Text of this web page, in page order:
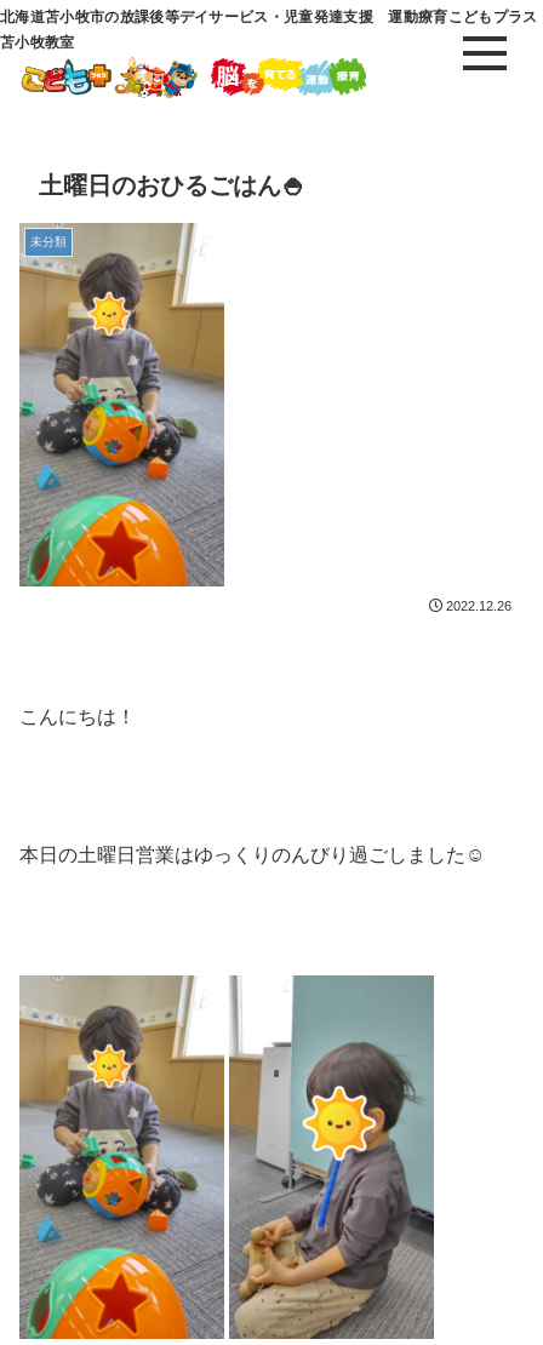
北海道苫小牧市の放課後等デイサービス・児童発達支援 運動療育こどもプラス
苫小牧教室
土曜日のおひるごはん🍚
未分類
2022.12.26
こんにちは！
本日の土曜日営業はゆっくりのんびり過ごしました☺